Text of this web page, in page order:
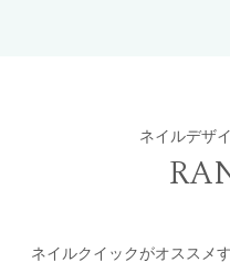
ネイルデザ
ネイルクイックがオススメ